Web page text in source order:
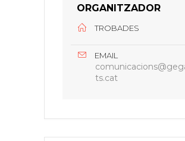
ORGANITZADOR
TROBADES
EMAIL
ts.cat